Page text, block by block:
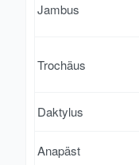
Jambus
Trochäus
Daktylus
Anapäst